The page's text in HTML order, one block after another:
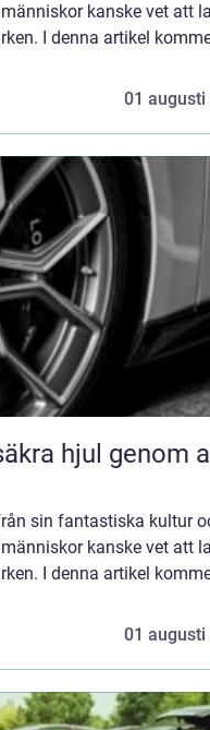
kanske vet att
I denna artikel
01 augusti
sin fantastiska kultur
kanske vet att
I denna artikel
01 augusti